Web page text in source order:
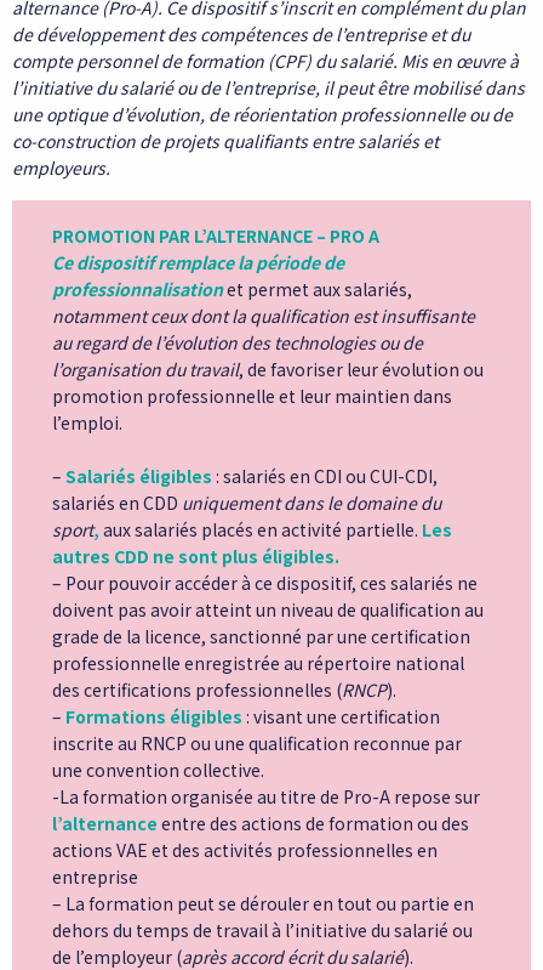
alternance (Pro-A). Ce dispositif s’inscrit en complément du plan
de développement des compétences de l’entreprise et du
compte personnel de formation (CPF) du salarié. Mis en œuvre à
l’initiative du salarié ou de l’entreprise, il peut être mobilisé dans
une optique d’évolution, de réorientation professionnelle ou de
co-construction de projets qualifiants entre salariés et
employeurs.
PROMOTION PAR L’ALTERNANCE – PRO A
Ce dispositif remplace la période de
professionnalisationet permet aux salariés,
notamment ceux dont la qualification est insuffisante
au regard de l’évolution des technologies ou de
l’organisation du travail, de favoriser leur évolution ou
promotion professionnelle et leur maintien dans
l’emploi.
–Salariés éligibles : salariés en CDI ou CUI-CDI,
salariés en CDD uniquement dans le domaine du
sport,aux salariés placés en activité partielle. Les
autres CDD ne sont plus éligibles.
– Pour pouvoir accéder à ce dispositif, ces salariés ne
doivent pas avoir atteint un niveau de qualification au
grade de la licence, sanctionné par une certification
professionnelle enregistrée au répertoire national
des certifications professionnelles (RNCP).
– Formations éligibles : visant une certification
inscrite au RNCP ou une qualification reconnue par
une convention collective.
-La formation organisée au titre de Pro-A repose sur
l’alternanceentre des actions de formation ou des
actions VAE et des activités professionnelles en
entreprise
– La formation peut se dérouler en tout ou partie en
dehors du temps de travail à l’initiative du salarié ou
de l’employeur (après accord écrit du salarié).